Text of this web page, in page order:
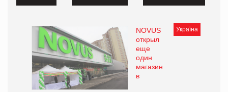
Україна
NOVUS
открыл
еще
один
магазин
в